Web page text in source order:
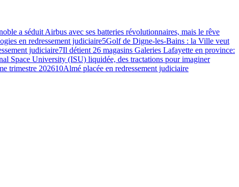
a séduit Airbus avec ses batteries révolutionnaires, mais le rêve
en redressement judiciaire5Golf de Digne-les-Bains : la Ville veut
judiciaire7Il détient 26 magasins Galeries Lafayette en province:
Space University (ISU) liquidée, des tractations pour imaginer
trimestre 202610Almé placée en redressement judiciaire